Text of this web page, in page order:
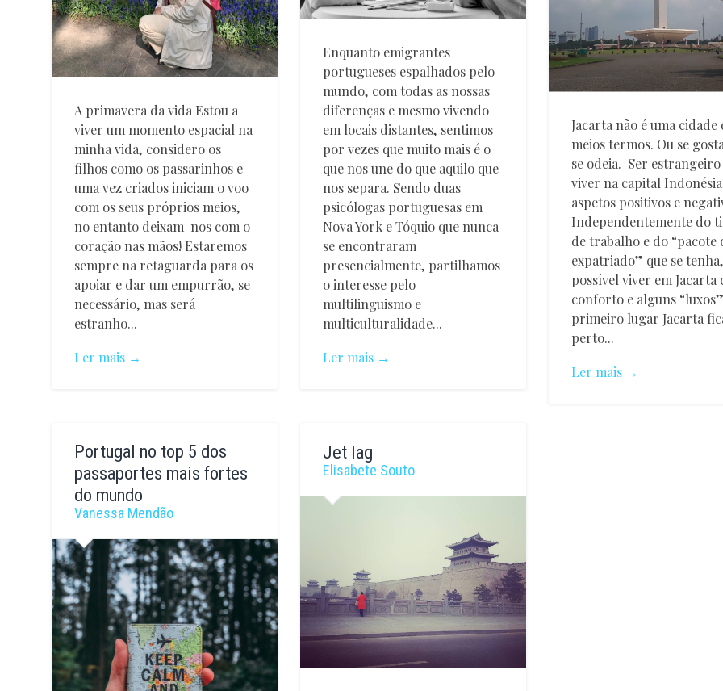
A primavera da vida Estou a
viver um momento espacial na
minha vida, considero os
filhos como os passarinhos e
uma vez criados iniciam o voo
com os seus próprios meios,
no entanto deixam-nos com o
coração nas mãos! Estaremos
sempre na retaguarda para os
apoiar e dar um empurrão, se
necessário, mas será
estranho...
Ler mais →
Enquanto emigrantes
portugueses espalhados pelo
mundo, com todas as nossas
diferenças e mesmo vivendo
em locais distantes, sentimos
por vezes que muito mais é o
que nos une do que aquilo que
nos separa. Sendo duas
psicólogas portuguesas em
Nova York e Tóquio que nunca
se encontraram
presencialmente, partilhamos
o interesse pelo
multilinguismo e
multiculturalidade...
Ler mais →
Jacarta não é uma cidade
meios termos. Ou se
se odeia. Ser estrangeiro
viver na capital
aspetos positivos e
Independentemente do
de trabalho e do “pacote
expatriado” que se
possível viver em Jacarta
conforto e alguns
primeiro lugar Jacarta
perto...
Ler mais →
Portugal no top 5 dos
passaportes mais fortes
do mundo
Vanessa Mendão
Jet lag
Elisabete Souto